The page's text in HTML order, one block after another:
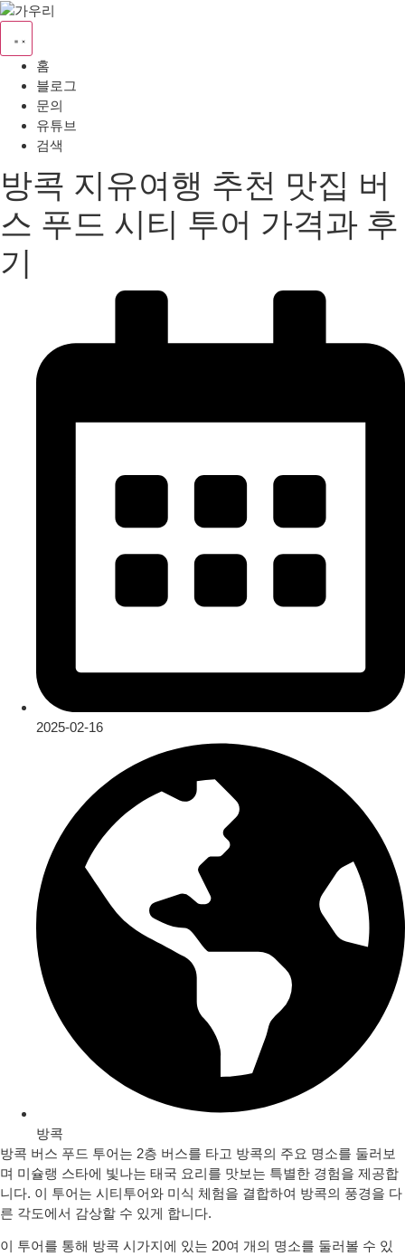
홈
블로그
문의
유튜브
검색
방콕 지유여행 추천 맛집 버
스 푸드 시티 투어 가격과 후
기
2025-02-16
방콕
방콕 버스 푸드 투어는 2층 버스를 타고 방콕의 주요 명소를 둘러보
며 미슐랭 스타에 빛나는 태국 요리를 맛보는 특별한 경험을 제공합
니다. 이 투어는 시티투어와 미식 체험을 결합하여 방콕의 풍경을 다
른 각도에서 감상할 수 있게 합니다.
이 투어를 통해 방콕 시가지에 있는 20여 개의 명소를 둘러볼 수 있